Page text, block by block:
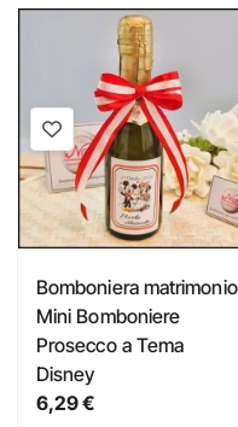
Bomboniera matrimonio
Mini Bomboniere
Prosecco a Tema
Disney
6,29 €